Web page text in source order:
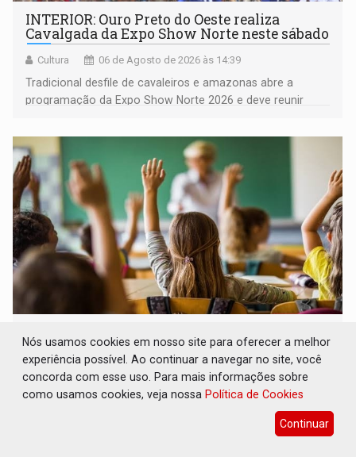
INTERIOR: Ouro Preto do Oeste realiza
Cavalgada da Expo Show Norte neste sábado
Cultura 06 de Agosto de 2026 às 14:39
Tradicional desfile de cavaleiros e amazonas abre a
programação da Expo Show Norte 2026 e deve reunir
iniciais do ensino fundamental em
Rondônia
06 de Agosto de 2026 às 14:30
Indicadores de 2025 crescem nos anos iniciais do ensino
fundamental e se mantêm nos anos finais; e no ensino
Nós usamos cookies em nosso site para oferecer a melhor
experiência possível. Ao continuar a navegar no site, você
concorda com esse uso. Para mais informações sobre
como usamos cookies, veja nossa Política de Cookies
Continuar